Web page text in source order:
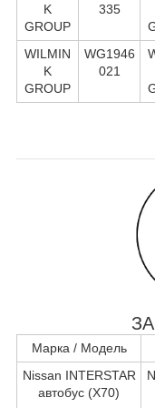
K
GROUP
335
WILMIN
K
GROUP
WG1946
021
Марка / Модель
Nissan INTERSTAR
автобус (X70)